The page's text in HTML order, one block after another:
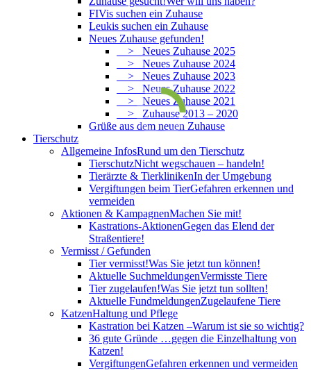
FIVis suchen ein Zuhause
Leukis suchen ein Zuhause
Neues Zuhause gefunden!
> Neues Zuhause 2025
> Neues Zuhause 2024
> Neues Zuhause 2023
> Neues Zuhause 2022
> Neues Zuhause 2021
> Zuhause 2013 – 2020
Grüße aus dem neuen Zuhause
Tierschutz
Allgemeine InfosRund um den Tierschutz
TierschutzNicht wegschauen – handeln!
Tierärzte & TierklinikenIn der Umgebung
Vergiftungen beim TierGefahren erkennen und
vermeiden
Aktionen & KampagnenMachen Sie mit!
Kastrations-AktionenGegen das Elend der
Straßentiere!
Vermisst / Gefunden
Tier vermisst!Was Sie jetzt tun können!
Aktuelle SuchmeldungenVermisste Tiere
Tier zugelaufen!Was Sie jetzt tun sollten!
Aktuelle FundmeldungenZugelaufene Tiere
KatzenHaltung und Pflege
Kastration bei Katzen –Warum ist sie so wichtig?
36 gute Gründe …gegen die Einzelhaltung von
Katzen!
VergiftungenGefahren erkennen und vermeiden